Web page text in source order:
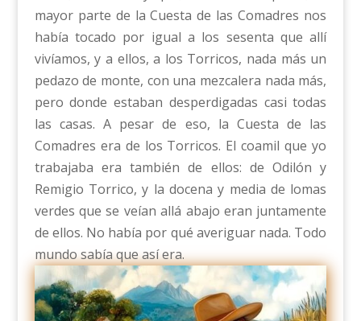
mayor parte de la Cuesta de las Comadres nos
había tocado por igual a los sesenta que allí
vivíamos, y a ellos, a los Torricos, nada más un
pedazo de monte, con una mezcalera nada más,
pero donde estaban desperdigadas casi todas
las casas. A pesar de eso, la Cuesta de las
Comadres era de los Torricos. El coamil que yo
trabajaba era también de ellos: de Odilón y
Remigio Torrico, y la docena y media de lomas
verdes que se veían allá abajo eran juntamente
de ellos. No había por qué averiguar nada. Todo
mundo sabía que así era.